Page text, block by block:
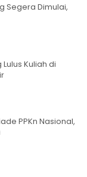
Segera Dimulai,
Kuliah di
PPKn Nasional,